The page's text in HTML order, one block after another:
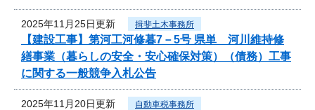
2025年11月25日更新 揖斐土木事務所
【建設工事】第河工河修暮7－5号 県単 河川維持修
繕事業（暮らしの安全・安心確保対策）（債務）工事
に関する一般競争入札公告
2025年11月20日更新 自動車税事務所